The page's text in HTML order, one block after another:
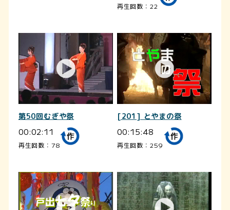
再生回数：22
第50回むぎや祭
00:02:11
再生回数：78
[201] とやまの祭
00:15:48
再生回数：259